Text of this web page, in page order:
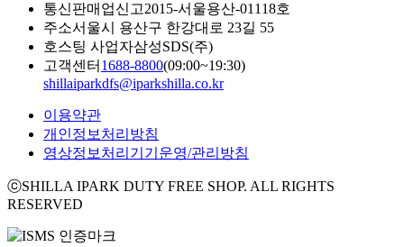
통신판매업신고2015-서울용산-01118호
주소서울시 용산구 한강대로 23길 55
호스팅 사업자삼성SDS(주)
고객센터 1688-8800(09:00~19:30)
shillaiparkdfs@iparkshilla.co.kr
이용약관
개인정보처리방침
영상정보처리기기운영/관리방침
ⓒSHILLA IPARK DUTY FREE SHOP. ALL RIGHTS
RESERVED